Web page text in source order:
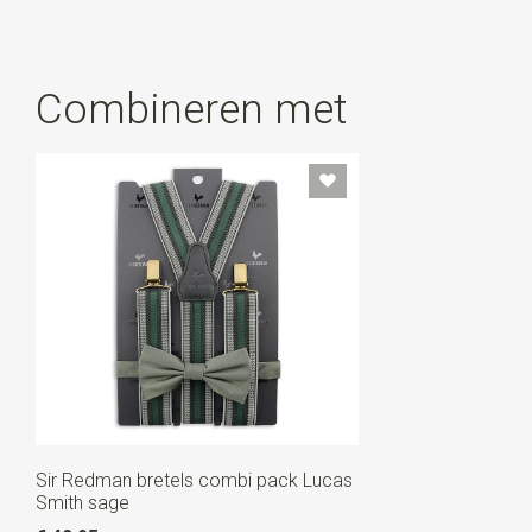
Combineren met
Sir Redman bretels combi pack Lucas
Smith sage